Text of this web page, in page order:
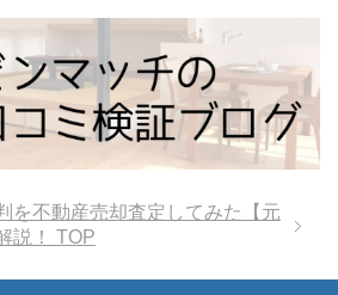
を不動産売却査定してみた【元
説！
TOP